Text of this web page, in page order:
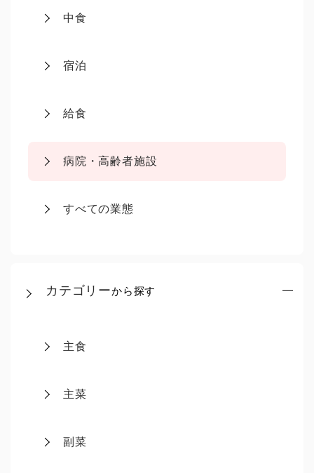
中食
宿泊
給食
病院・高齢者施設
すべての業態
カテゴリーから探す
主食
主菜
副菜